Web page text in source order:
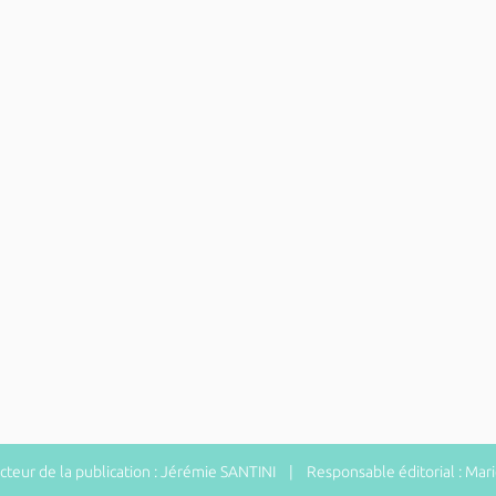
de la publication : Jérémie SANTINI | Responsable éditorial :